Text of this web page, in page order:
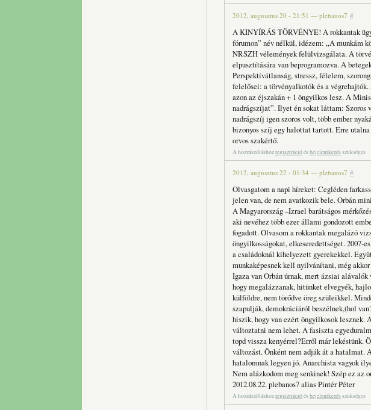
2012, augusztus 20 - 21:51 — plebanos7 #
A KINYÍRÁS TÖRVÉNYE! A rokkantak
fórumon” név nélkül, idézem: „A munkám
NRSZH vélemények felülvizsgálata. A
elpusztítására van beprogramozva. A
Perspektívátlanság, stressz, félelem,
felelősei: a törvényalkotók és a
azon az éjszakán + 1 öngyilkos lesz. A
nadrágszíjat”. Ilyet én sokat láttam: Szoros
nadrágszíj igen szoros volt, több ember
bizonyos szíj egy halottat tartott. Erre
orvos szakértő.
A hozzászóláshozregisztrációésbejelentkezésszükséges
2012, augusztus 22 - 01:34 — plebanos7 #
Olvasgatom a napi híreket: Cegléden
jelen van, de nem avatkozik bele. Orbán
A Magyarország –Izrael barátságos
aki nevéhez több ezer állami gondozott
fogadott. Olvasom a rokkantak megalázó
öngyilkosságokat, elkeseredettséget. 2007-
a családoknál kihelyezett gyerekekkel.
munkaképesnek kell nyilvánítani, még
Igaza van Orbán úrnak, mert ázsiai
hogy megalázzanak, hitünket elvegyék,
külföldre, nem törődve öreg szüleikkel.
szapulják, demokráciáról beszélnek,(hol
hiszik, hogy van ezért öngyilkosok lesznek.
változtatni nem lehet. A fasiszta
topd vissza kenyérrel?Erről már lekéstünk.
változást. Önként nem adják át a hatalmat.
hatalomnak legyen jó. Anarchista vagyok
Nem alázkodom meg senkinek! Szép ez az
2012.08.22. plebanos7 alias Pintér Péter
A hozzászóláshozregisztrációésbejelentkezésszükséges